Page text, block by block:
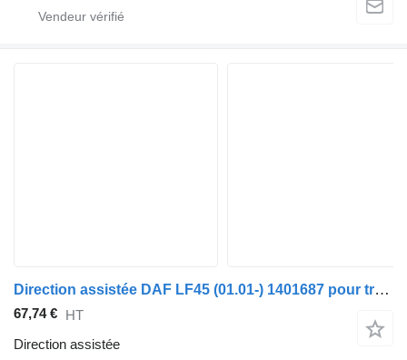
Direction assistée DAF LF45 (01.01-) 1401687 pour tracteur routier DAF LF45, LF55, LF180, CF65, CF75, CF85 (2001-)
67,74 € HT
Direction assistée